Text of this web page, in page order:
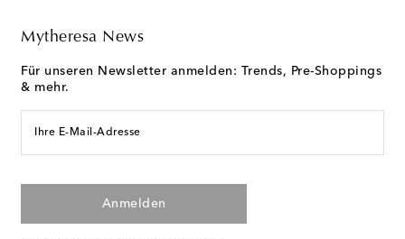
Mytheresa News
Für unseren Newsletter anmelden: Trends, Pre-Shoppings
& mehr.
Ihre E-Mail-Adresse
Anmelden